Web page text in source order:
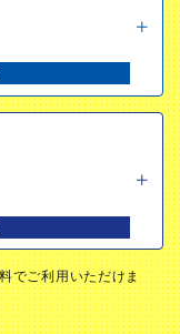
でご利用いただけま